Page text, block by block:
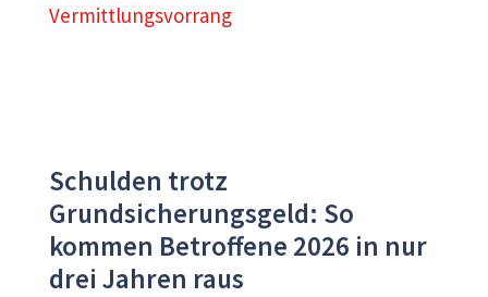
Vermittlungsvorrang
Schulden trotz
Grundsicherungsgeld: So
kommen Betroffene 2026 in nur
drei Jahren raus